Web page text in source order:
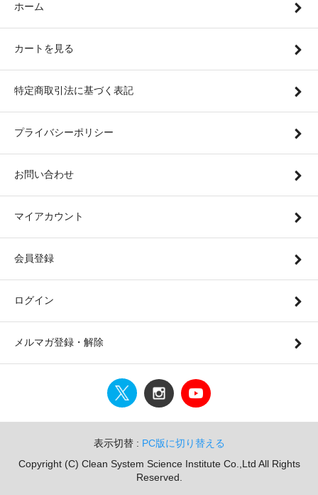
ホーム
カートを見る
特定商取引法に基づく表記
プライバシーポリシー
お問い合わせ
マイアカウント
会員登録
ログイン
メルマガ登録・解除
表示切替 : PC版に切り替える
Copyright (C) Clean System Science Institute Co.,Ltd All Rights
Reserved.